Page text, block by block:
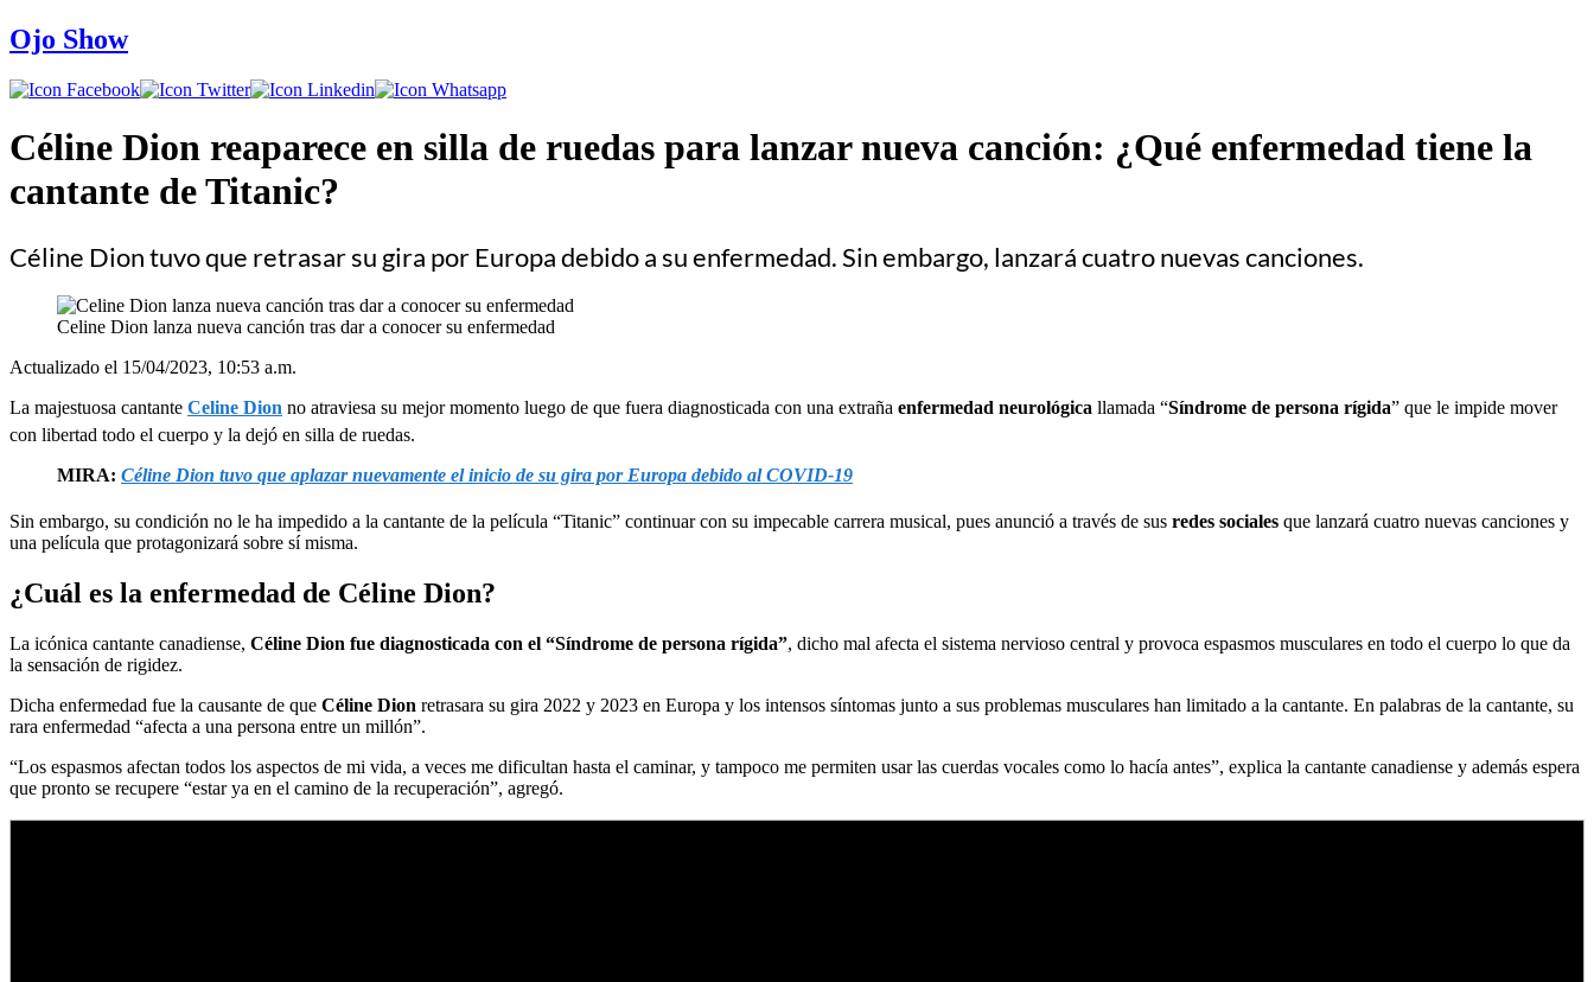
Ojo Show
Céline Dion reaparece en silla de ruedas para lanzar nueva canción: ¿Qué enfermedad tiene la
cantante de Titanic?
Céline Dion tuvo que retrasar su gira por Europa debido a su enfermedad. Sin embargo, lanzará cuatro nuevas canciones.
Celine Dion lanza nueva canción tras dar a conocer su enfermedad
Actualizado el 15/04/2023, 10:53 a.m.
La majestuosa cantante Celine Dion no atraviesa su mejor momento luego de que fuera diagnosticada con una extraña enfermedad neurológica llamada “Síndrome de persona rígida” que le impide mover
con libertad todo el cuerpo y la dejó en silla de ruedas.
MIRA: Céline Dion tuvo que aplazar nuevamente el inicio de su gira por Europa debido al COVID-19
Sin embargo, su condición no le ha impedido a la cantante de la película “Titanic” continuar con su impecable carrera musical, pues anunció a través de sus redes sociales que lanzará cuatro nuevas canciones y
una película que protagonizará sobre sí misma.
¿Cuál es la enfermedad de Céline Dion?
La icónica cantante canadiense, Céline Dion fue diagnosticada con el “Síndrome de persona rígida”, dicho mal afecta el sistema nervioso central y provoca espasmos musculares en todo el cuerpo lo que da
la sensación de rigidez.
Dicha enfermedad fue la causante de que Céline Dion retrasara su gira 2022 y 2023 en Europa y los intensos síntomas junto a sus problemas musculares han limitado a la cantante. En palabras de la cantante, su
rara enfermedad “afecta a una persona entre un millón”.
“Los espasmos afectan todos los aspectos de mi vida, a veces me dificultan hasta el caminar, y tampoco me permiten usar las cuerdas vocales como lo hacía antes”, explica la cantante canadiense y además espera
que pronto se recupere “estar ya en el camino de la recuperación”, agregó.